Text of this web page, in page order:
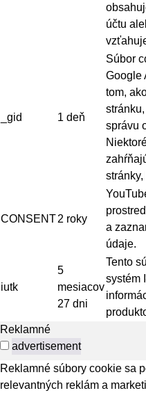
účtu
_gid 1 deň
Súbor
Google
tom,
správu
CONSENT2 roky
a
údaje.
iutk
5
mesiacov
27 dni
Tento
systém
Reklamné
advertisement
Reklamné súbory cookie sa
relevantných reklám a